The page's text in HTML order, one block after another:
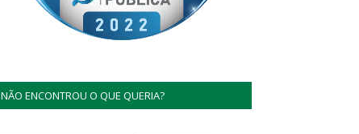
NÃO ENCONTROU O QUE QUERIA?